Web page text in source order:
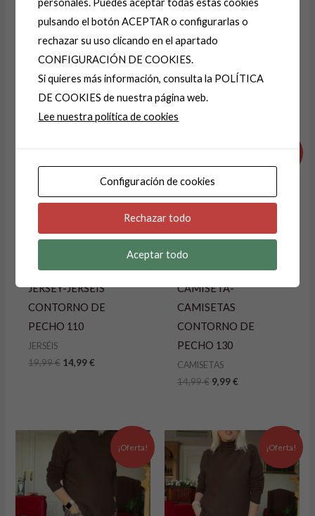
A
e
e
Productos relacionados
JERSEY-JERSEIS
CONTORNO DE
PECHO 110
JERSÉIS
19,99€
precio
original
14,99€
precio
actual
es:
14,99 €.
CAMISETA-
CAMISETAS
CONTORNO DE
PECHO 130
CAMISETAS
14,99€
precio
original
14,99 €.
9,99€
precio
actual
¡Oferta!
El
24,99 €.
precio
actual
¡Oferta!
El
precio
El
precio
actual
9,99 €.
pulsando el botón ACEPTAR o configurarlas o
rechazar su uso clicando en el apartado
CONFIGURACIÓN DE COOKIES.
Si quieres más información, consulta la POLÍTICA
DE COOKIES de nuestra página web.
Lee nuestra política de cookies
Configuración de cookies
Rechazar todo
Aceptar todo